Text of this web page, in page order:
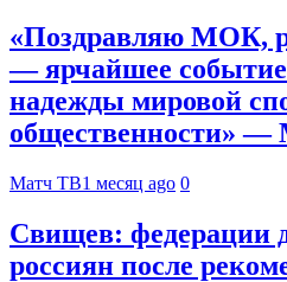
«Поздравляю МОК,
— ярчайшее
надежды мировой
общественности»
Матч ТВ1 месяц ago 0
Свищев: федерации
россиян после